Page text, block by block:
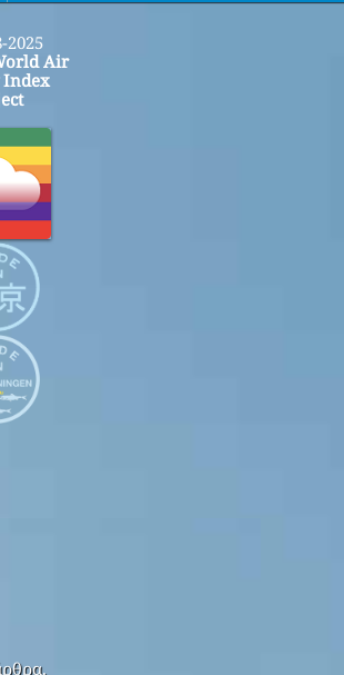
2025
Air
Index